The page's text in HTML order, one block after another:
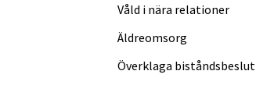
Våld i nära relationer
Äldreomsorg
Överklaga bistånds­beslut